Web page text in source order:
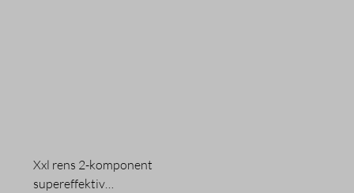
Xxl rens 2-komponent
supereffektiv